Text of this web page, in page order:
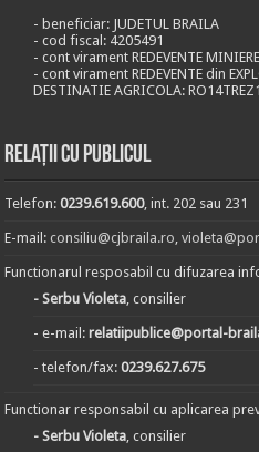
- beneficiar: JUDETUL BRAILA
- cod fiscal: 4205491
- cont virament REDEVENTE
- cont virament REDEVENTE din
DESTINATIE AGRICOLA:
Relații cu publicul
Telefon:0239.619.600, int. 202 sau 231
E-mail:consiliu@cjbraila.ro,
Functionarul resposabil cu difuzarea
- Serbu Violeta, consilier
- e-mail:relatiipublice@portal-
- telefon/fax:0239.627.675
Functionar responsabil cu aplicarea
- Serbu Violeta, consilier